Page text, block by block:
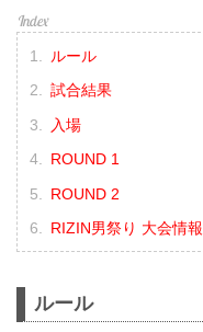
ルール
試合結果
入場
ROUND 1
ROUND 2
RIZIN男祭り 大会情報
ルール